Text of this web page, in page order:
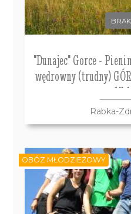
"Dunajec" Gorce -
wędrowny (trudny)
13-
Rabka-
OBÓZ MŁODZIEŻOWY